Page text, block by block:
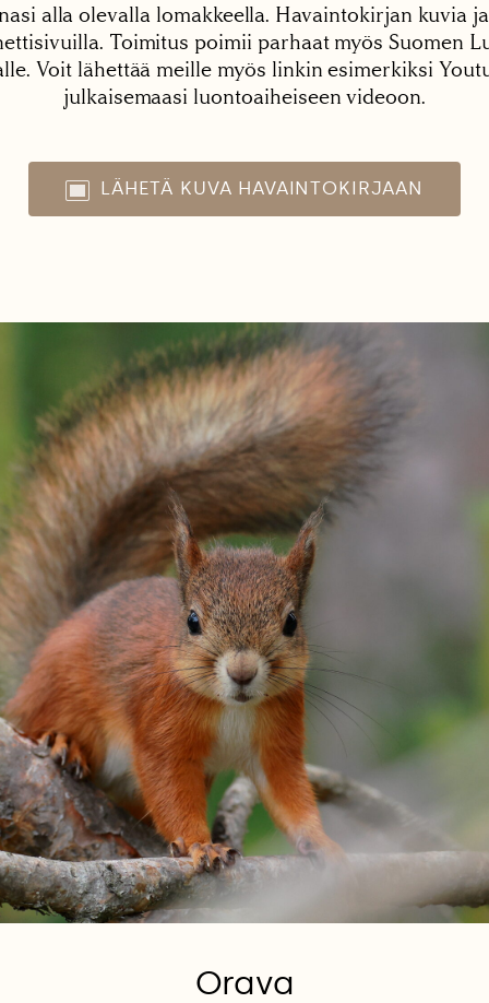
alla olevalla lomakkeella. Havaintokirjan kuvia
Toimitus poimii parhaat myös Suomen
Voit lähettää meille myös linkin esimerkiksi
julkaisemaasi luontoaiheiseen videoon.
LÄHETÄ KUVA HAVAINTOKIRJAAN
Orava